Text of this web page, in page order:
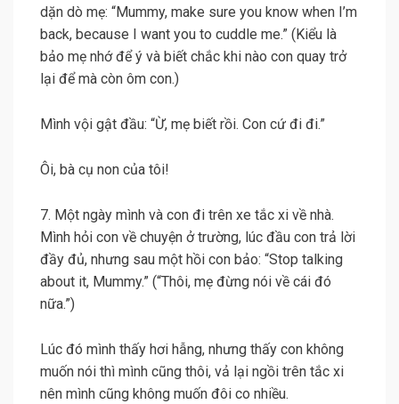
dặn dò mẹ: “Mummy, make sure you know when I’m
back, because I want you to cuddle me.” (Kiểu là
bảo mẹ nhớ để ý và biết chắc khi nào con quay trở
lại để mà còn ôm con.)
Mình vội gật đầu: “Ừ, mẹ biết rồi. Con cứ đi đi.”
Ôi, bà cụ non của tôi!
7. Một ngày mình và con đi trên xe tắc xi về nhà.
Mình hỏi con về chuyện ở trường, lúc đầu con trả lời
đầy đủ, nhưng sau một hồi con bảo: “Stop talking
about it, Mummy.” (“Thôi, mẹ đừng nói về cái đó
nữa.”)
Lúc đó mình thấy hơi hẫng, nhưng thấy con không
muốn nói thì mình cũng thôi, vả lại ngồi trên tắc xi
nên mình cũng không muốn đôi co nhiều.